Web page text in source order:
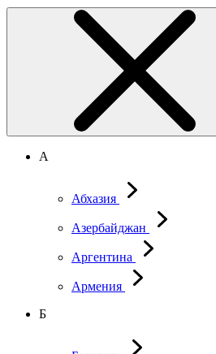
А
Абхазия
Азербайджан
Аргентина
Армения
Б